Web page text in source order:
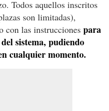
Todos aquellos inscritos
son limitadas),
con las instrucciones para
sistema, pudiendo
cualquier momento.